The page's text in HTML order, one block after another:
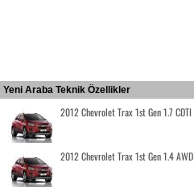
Yeni Araba Teknik Özellikler
2012 Chevrolet Trax 1st Gen 1.7 CDTI
2012 Chevrolet Trax 1st Gen 1.4 AWD